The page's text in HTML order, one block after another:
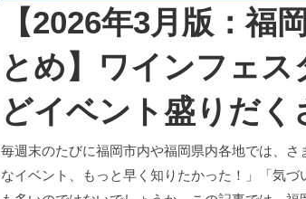
【2026年3月版：福
とめ】ワインフェ
どイベント盛りだく
毎週末のたびに福岡市内や福岡県内各地では、
なイベント、もっと早く知りたかった！」「気